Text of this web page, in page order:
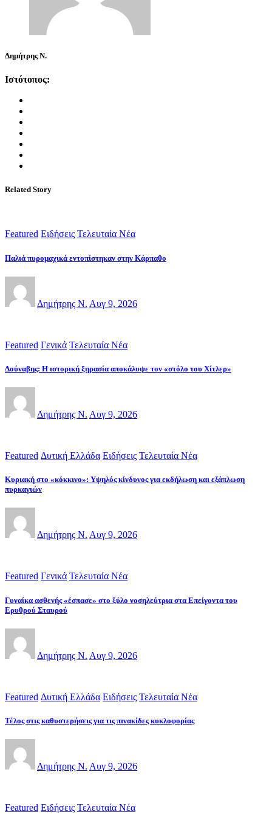
Δημήτρης Ν.
Ιστότοπος:
Related Story
Featured Ειδήσεις Τελευταία Νέα
Παλιά πυρομαχικά εντοπίστηκαν στην Κάρπαθο
Δημήτρης Ν. Αυγ 9, 2026
Featured Γενικά Τελευταία Νέα
Δούναβης: Η ιστορική ξηρασία αποκάλυψε τον «στόλο του Χίτλερ»
Δημήτρης Ν. Αυγ 9, 2026
Featured Δυτική Ελλάδα Ειδήσεις Τελευταία Νέα
Κυριακή στο «κόκκινο»: Υψηλός κίνδυνος για εκδήλωση και εξάπλωση
πυρκαγιών
Δημήτρης Ν. Αυγ 9, 2026
Featured Γενικά Τελευταία Νέα
Γυναίκα ασθενής «έσπασε» στο ξύλο νοσηλεύτρια στα Επείγοντα του
Ερυθρού Σταυρού
Δημήτρης Ν. Αυγ 9, 2026
Featured Δυτική Ελλάδα Ειδήσεις Τελευταία Νέα
Τέλος στις καθυστερήσεις για τις πινακίδες κυκλοφορίας
Δημήτρης Ν. Αυγ 9, 2026
Featured Ειδήσεις Τελευταία Νέα